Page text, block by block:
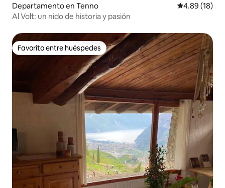
Departamento en Tenno Calificación
4.89 (18)
Al Volt: un nido de historia y pasión
Favorito entre huéspedes
Favorito entre huéspedes